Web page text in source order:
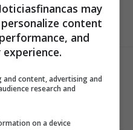
may
content
and
and content, advertising and
research and
on a device